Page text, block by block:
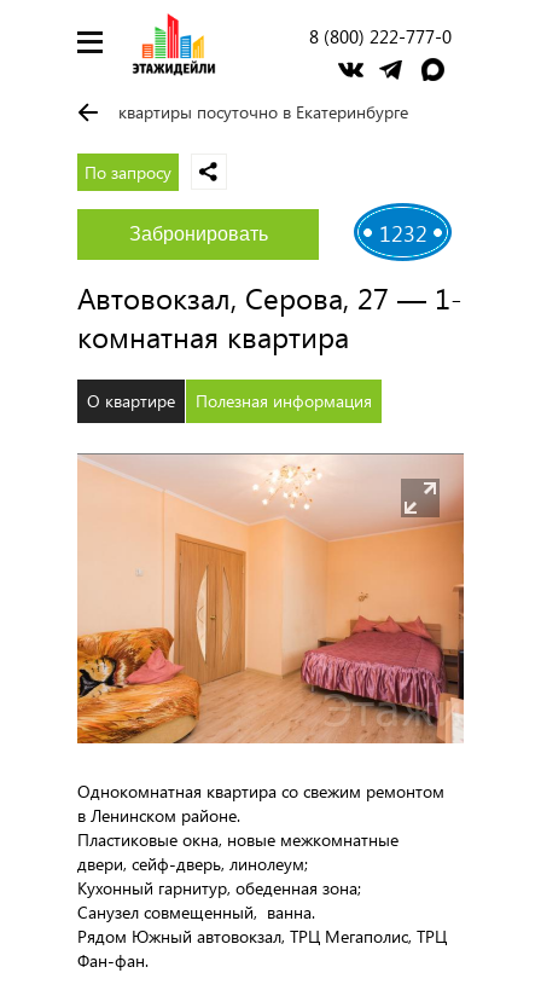
8 (800) 222-777-0
квартиры посуточно в Екатеринбурге
По запросу
1232
Забронировать
Автовокзал, Серова, 27 — 1-
комнатная квартира
О квартире Полезная информация
Однокомнатная квартира со свежим ремонтом
в Ленинском районе.
Пластиковые окна, новые межкомнатные
двери, сейф-дверь, линолеум;
Кухонный гарнитур, обеденная зона;
Санузел совмещенный, ванна.
Рядом Южный автовокзал, ТРЦ Мегаполис, ТРЦ
Фан-фан.